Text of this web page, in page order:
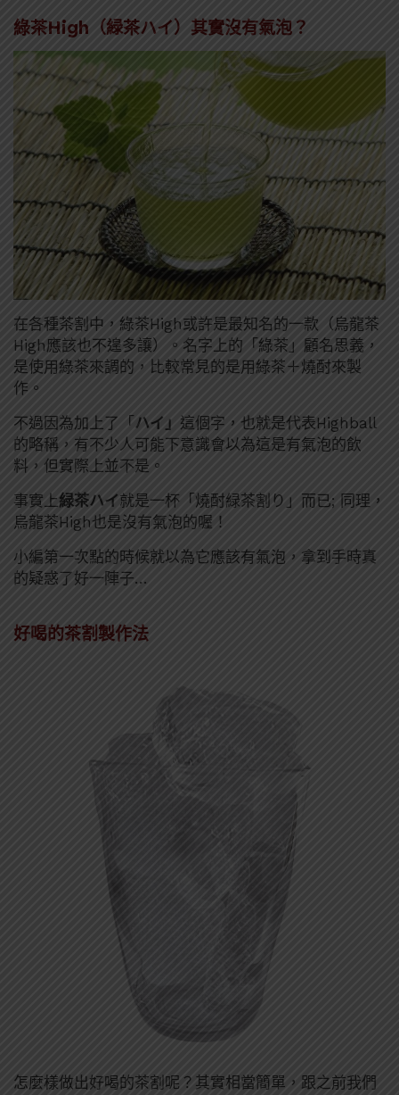
綠茶High（緑茶ハイ）其實沒有氣泡？
在各種茶割中，綠茶High或許是最知名的一款（烏龍茶
High應該也不遑多讓）。名字上的「綠茶」顧名思義，
是使用綠茶來調的，比較常見的是用綠茶＋燒酎來製
作。
不過因為加上了「 ハイ」 這個字，也就是代表Highball
的略稱，有不少人可能下意識會以為這是有氣泡的飲
料，但實際上並不是。
事實上緑茶ハイ就是一杯「燒酎緑茶割り」而已; 同理，
烏龍茶High也是沒有氣泡的喔！
小編第一次點的時候就以為它應該有氣泡，拿到手時真
的疑惑了好一陣子…
好喝的茶割製作法
怎麼樣做出好喝的茶割呢？其實相當簡單，跟之前我們